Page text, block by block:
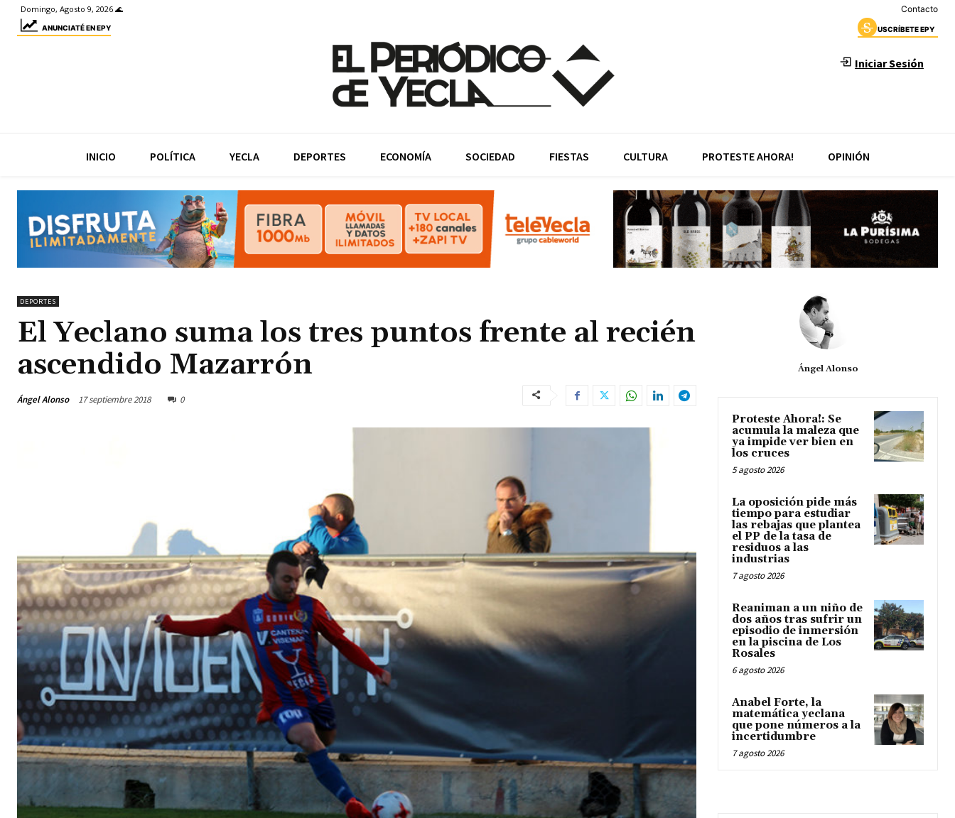
Domingo, Agosto 9, 2026 🌊 Contacto
ANUNCIATÉ EN EPY USCRÍBETE EPY
Iniciar Sesión
INICIO POLÍTICA YECLA DEPORTES ECONOMÍA SOCIEDAD FIESTAS CULTURA PROTESTE AHORA! OPINIÓN
DEPORTES
El Yeclano suma los tres puntos frente al recién
ascendido Mazarrón
Ángel Alonso 17 septiembre 2018 0
Ángel Alonso
Proteste Ahora!: Se
acumula la maleza que
ya impide ver bien en
los cruces
5 agosto 2026
La oposición pide más
tiempo para estudiar
las rebajas que plantea
el PP de la tasa de
residuos a las
industrias
7 agosto 2026
Reaniman a un niño de
dos años tras sufrir un
episodio de inmersión
en la piscina de Los
Rosales
6 agosto 2026
Anabel Forte, la
matemática yeclana
que pone números a la
incertidumbre
7 agosto 2026